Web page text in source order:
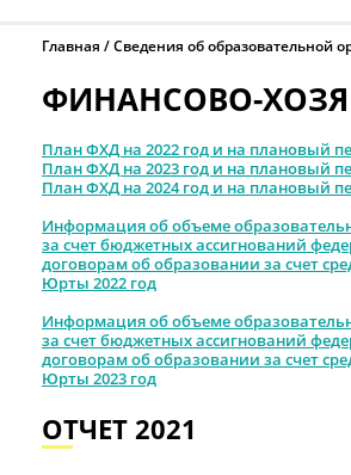
Главная Сведения об образовательной
ФИНАНСОВО-
План ФХД на 2022 год и на плановый
План ФХД на 2023 год и на плановый
План ФХД на 2024 год и на плановый
Информация об объеме
за счет бюджетных ассигнований
договорам об образовании за счет
Юрты 2022 год
Информация об объеме
за счет бюджетных ассигнований
договорам об образовании за счет
Юрты 2023 год
ОТЧЕТ 2021